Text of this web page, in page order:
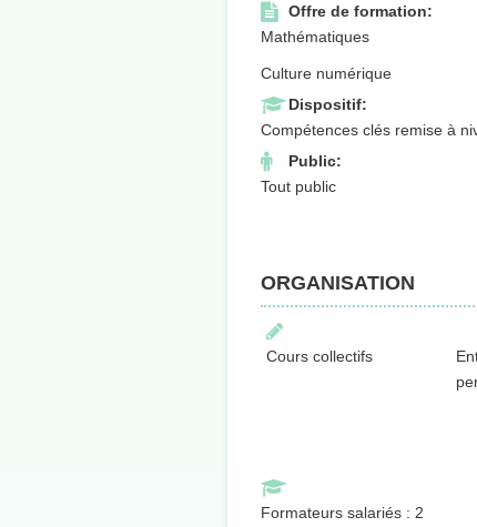
Offre de formation:
Mathématiques
Culture numérique
Dispositif:
Compétences clés remise à
Public:
Tout public
ORGANISATION
Cours collectifs
Formateurs salariés : 2